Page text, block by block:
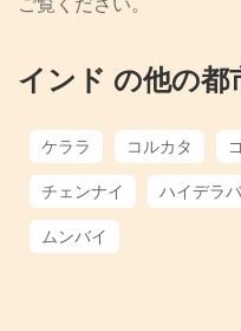
インド の他の都
ケララ コルカタ
チェンナイ
ハイデラ
ムンバイ